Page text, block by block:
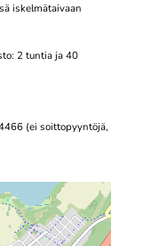
iskelmätaivaan
2 tuntia ja 40
(ei soittopyyntöjä,